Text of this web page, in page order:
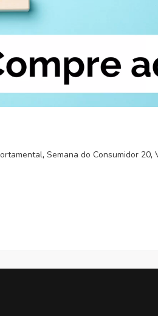
, Semana do Consumidor 20,